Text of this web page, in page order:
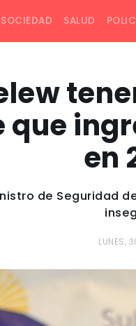
SOCIEDAD SALUD
en
de Seguridad
LUNES,